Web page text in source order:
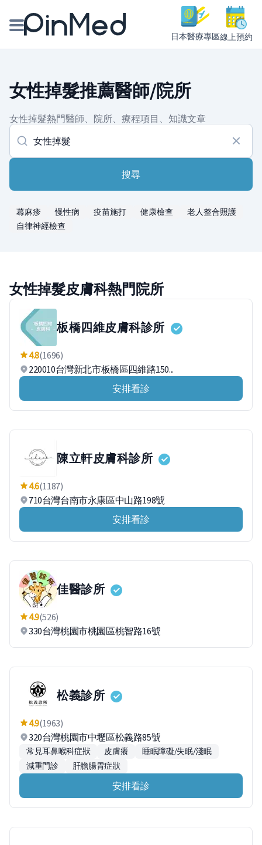
日本醫療專區線上預約
醫師專欄專訪
健康主題館
我是醫療人員
女性掉髮推薦醫師/院所
女性掉髮熱門醫師、院所、療程項目、知識文章
搜尋
蕁麻疹 慢性病 疫苗施打 健康檢查
老人整合照護
自律神經檢查
女性掉髮皮膚科熱門院所
板橋四維皮膚科診所
4.8(1696)
220010台灣新北市板橋區四維路150...
安排看診
陳立軒皮膚科診所
4.6(1187)
710台灣台南市永康區中山路198號
安排看診
佳醫診所
4.9(526)
330台灣桃園市桃園區桃智路16號
松義診所
4.9(1963)
320台灣桃園市中壢區松義路85號
常見耳鼻喉科症狀 皮膚癢
睡眠障礙/失眠/淺眠
減重門診
肝膽腸胃症狀
安排看診